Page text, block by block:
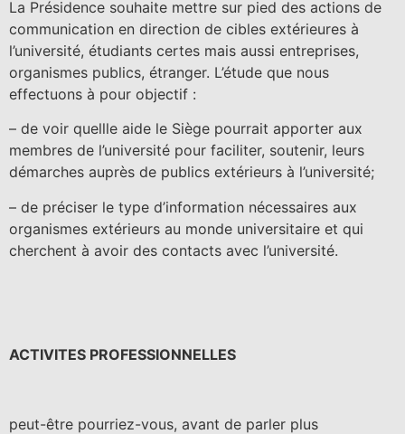
La Présidence souhaite mettre sur pied des actions de
communication en direction de cibles extérieures à
l’université, étudiants certes mais aussi entreprises,
organismes publics, étranger. L’étude que nous
effectuons à pour objectif :
– de voir quellle aide le Siège pourrait apporter aux
membres de l’université pour faciliter, soutenir, leurs
démarches auprès de publics extérieurs à l’université;
– de préciser le type d’information nécessaires aux
organismes extérieurs au monde universitaire et qui
cherchent à avoir des contacts avec l’université.
ACTIVITES PROFESSIONNELLES
peut-être pourriez-vous, avant de parler plus